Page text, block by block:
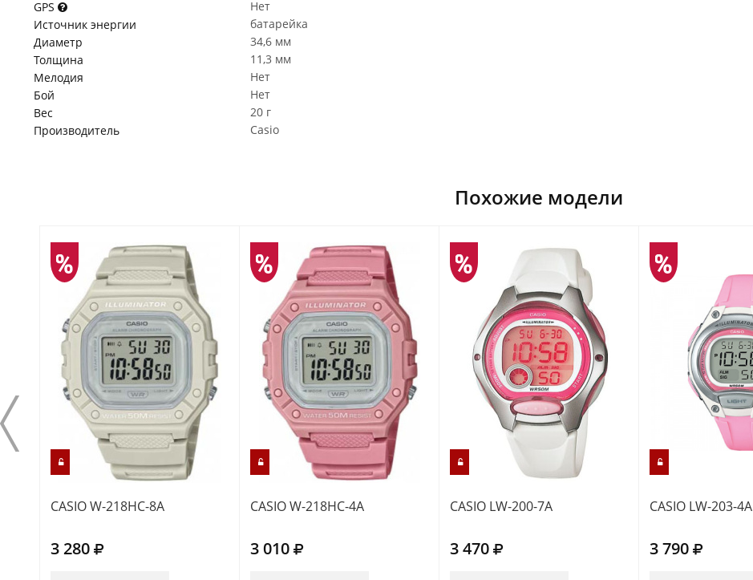
GPS
Нет
Источник энергии
батарейка
Диаметр
34,6 мм
Толщина
11,3 мм
Мелодия
Нет
Бой
Нет
Вес
20 г
Производитель
Casio
Похожие модели
CASIO W-218HC-8A
3 280
CASIO W-218HC-4A
3 010
CASIO LW-200-7A
3 470
CASIO LW-203-4A
3 790